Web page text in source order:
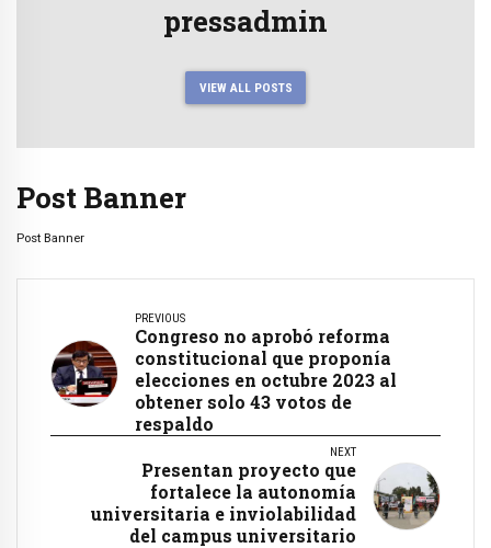
pressadmin
VIEW ALL POSTS
Post Banner
Post Banner
PREVIOUS
Congreso no aprobó reforma
constitucional que proponía
elecciones en octubre 2023 al
obtener solo 43 votos de
respaldo
NEXT
Presentan proyecto que
fortalece la autonomía
universitaria e inviolabilidad
del campus universitario